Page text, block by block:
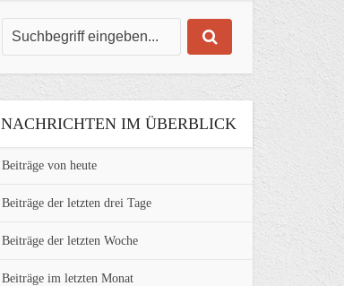
NACHRICHTEN IM ÜBERBLICK
Beiträge von heute
Beiträge der letzten drei Tage
Beiträge der letzten Woche
Beiträge im letzten Monat